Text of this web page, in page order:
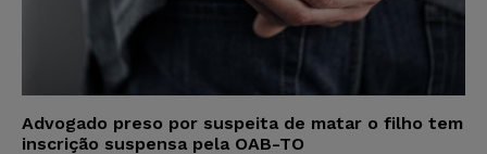
Advogado preso por suspeita de matar o filho tem
inscrição suspensa pela OAB-TO